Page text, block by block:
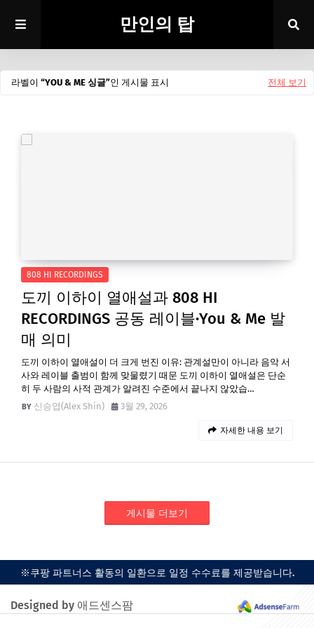
만인의 탑
라벨이 YOU & ME 싱글 인 게시물 표시 전체 보기
808 HI RECORDINGS
도끼 이하이 열애설과 808 HI
RECORDINGS 공동 레이블·You & Me 발
매 의미
도끼 이하이 열애설이 더 크게 번진 이유: 관계설만이 아니라 음악 서
사와 레이블 출범이 함께 맞물렸기 때문 도끼 이하이 열애설은 단순
히 두 사람의 사적 관계가 알려진 수준에서 끝나지 않았습…
신승엽(Alex Shin)
3월 29, 2026
자세한 내용 보기
게시물 더보기
※쿠팡 파트너스 활동의 일환으로 일정 수수료를 제공받습니다.
Designed by 애드센스팜